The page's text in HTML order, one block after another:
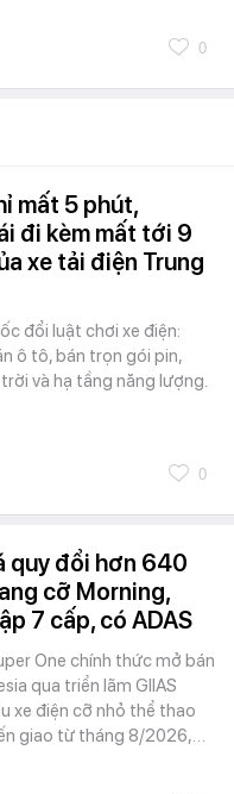
0
mất 5 phút,
đi kèm mất tới 9
xe tải điện Trung
đổi luật chơi xe điện:
ô tô, bán trọn gói pin,
và hạ tầng năng lượng.
0
quy đổi hơn 640
cỡ Morning,
7 cấp, có ADAS
One chính thức mở bán
qua triển lãm GIIAS
xe điện cỡ nhỏ thể thao
giao từ tháng 8/2026,…